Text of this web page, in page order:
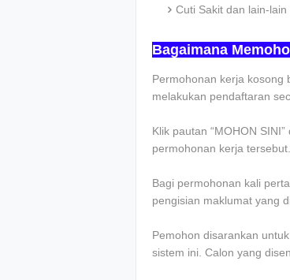
Cuti Sakit dan lain-
Bagaimana
Permohonan kerja kosong
melakukan pendaftaran
Klik pautan “MOHON
permohonan kerja tersebut.
Bagi permohonan kali
pengisian maklumat yang
Pemohon disarankan
sistem ini. Calon yang